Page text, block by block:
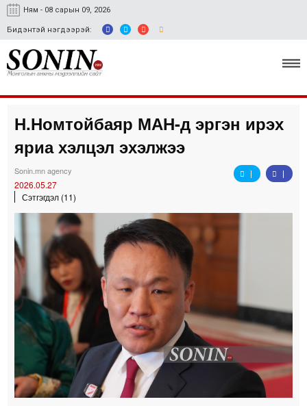
Ням - 08 сарын 09, 2026
Бидэнтэй нэгдээрэй:
Улс төр, эдийн засаг
Гэмт хэрэг
Спорт
Easy news
Н.Номтойбаяр МАН-д эргэн ирэх
яриа хэлцэл эхэлжээ
Sonin.mn agency
2026.05.27
Сэтгэгдэл (11)